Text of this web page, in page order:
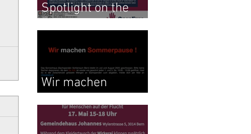
Spotlight on the
Wir machen